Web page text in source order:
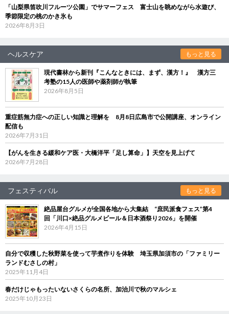
「山梨県笛吹川フルーツ公園」でサマーフェス 富士山を眺めながら水遊び、
季節限定の桃のかき氷も
2026年8月3日
ヘルスケア もっと見る
現代書林から新刊『こんなときには、まず、漢方！』 漢方三
考塾の15人の医師や薬剤師が執筆
2026年8月5日
重症筋無力症への正しい知識と理解を 8月8日広島市で公開講座、オンライン
配信も
2026年7月31日
【がんを生きる緩和ケア医・大橋洋平「足し算命」】天空を見上げて
2026年7月28日
フェスティバル もっと見る
絶品屋台グルメが全国各地から大集結 “庶民派食フェス”第4
回「川口×絶品グルメビール＆日本酒祭り2026」を開催
2026年4月15日
自分で収穫した秋野菜を使って芋煮作りを体験 埼玉県加須市の「ファミリー
ランドむさしの村」
2025年11月4日
春だけじゃもったいないさくらの名所、加治川で秋のマルシェ
2025年10月23日